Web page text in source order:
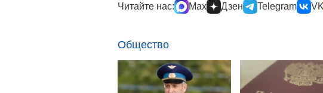
Читайте нас: Max Дзен Telegram VK
Общество